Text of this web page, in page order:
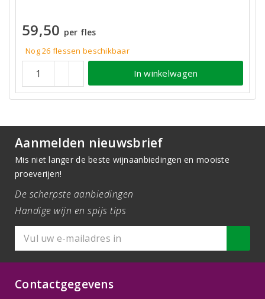
59,50 per fles
Nog 26 flessenbeschikbaar
In winkelwagen
Aanmelden nieuwsbrief
Mis niet langer de beste wijnaanbiedingen en mooiste
proeverijen!
De scherpste aanbiedingen
Handige wijn en spijs tips
Contactgegevens